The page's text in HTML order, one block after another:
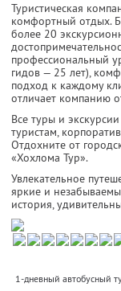
Туристическая
комфортный отдых.
более 20
профессиональный
гидов — 25 лет),
подход к каждому
отличает компанию
Все туры и
туристам,
Отдохните от
«Хохлома Тур».
Увлекательное
яркие и
история,
1-дневный автобусный